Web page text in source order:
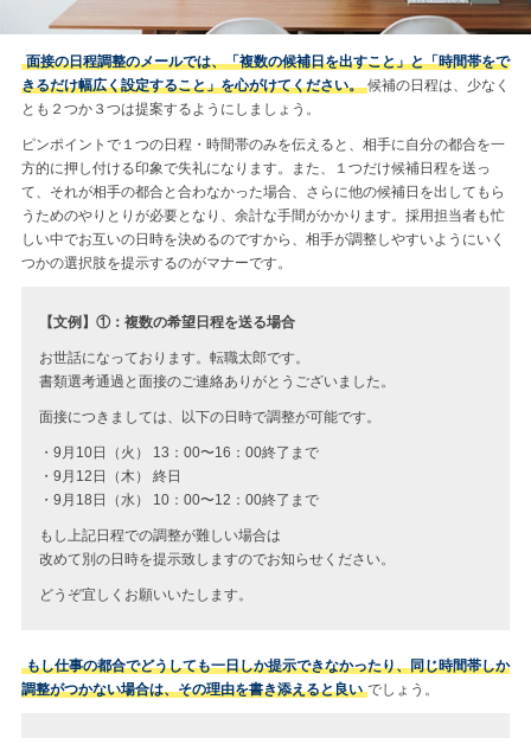
面接の日程調整のメールでは、「複数の候補日を出すこと」と「時間帯をで
きるだけ幅広く設定すること」を心がけてください。 候補の日程は、少なく
とも２つか３つは提案するようにしましょう。
ピンポイントで１つの日程・時間帯のみを伝えると、相手に自分の都合を一
方的に押し付ける印象で失礼になります。また、１つだけ候補日程を送っ
て、それが相手の都合と合わなかった場合、さらに他の候補日を出してもら
うためのやりとりが必要となり、余計な手間がかかります。採用担当者も忙
しい中でお互いの日時を決めるのですから、相手が調整しやすいようにいく
つかの選択肢を提示するのがマナーです。
【文例】①：複数の希望日程を送る場合
お世話になっております。転職太郎です。
書類選考通過と面接のご連絡ありがとうございました。
面接につきましては、以下の日時で調整が可能です。
・9月10日（火） 13：00〜16：00終了まで
・9月12日（木） 終日
・9月18日（水） 10：00〜12：00終了まで
もし上記日程での調整が難しい場合は
改めて別の日時を提示致しますのでお知らせください。
どうぞ宜しくお願いいたします。
もし仕事の都合でどうしても一日しか提示できなかったり、同じ時間帯しか
調整がつかない場合は、その理由を書き添えると良い でしょう。